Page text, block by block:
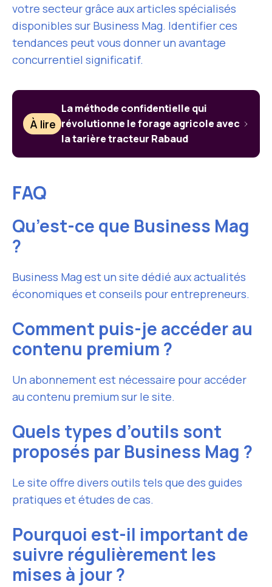
votre secteur grâce aux articles spécialisés
disponibles sur Business Mag. Identifier ces
tendances peut vous donner un avantage
concurrentiel significatif.
À lire
La méthode confidentielle qui
révolutionne le forage agricole avec
la tarière tracteur Rabaud
FAQ
Qu’est-ce que Business Mag
?
Business Mag est un site dédié aux actualités
économiques et conseils pour entrepreneurs.
Comment puis-je accéder au
contenu premium ?
Un abonnement est nécessaire pour accéder
au contenu premium sur le site.
Quels types d’outils sont
proposés par Business Mag ?
Le site offre divers outils tels que des guides
pratiques et études de cas.
Pourquoi est-il important de
suivre régulièrement les
mises à jour ?